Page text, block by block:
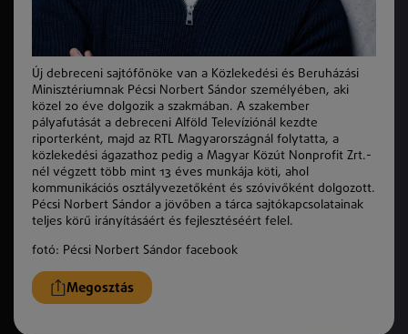
Új debreceni sajtófőnöke van a Közlekedési és Beruházási
Minisztériumnak Pécsi Norbert Sándor személyében, aki
közel 20 éve dolgozik a szakmában. A szakember
pályafutását a debreceni Alföld Televíziónál kezdte
riporterként, majd az RTL Magyarországnál folytatta, a
közlekedési ágazathoz pedig a Magyar Közút Nonprofit Zrt.-
nél végzett több mint 13 éves munkája köti, ahol
kommunikációs osztályvezetőként és szóvivőként dolgozott.
Pécsi Norbert Sándor a jövőben a tárca sajtókapcsolatainak
teljes körű irányításáért és fejlesztéséért felel.
fotó: Pécsi Norbert Sándor facebook
Megosztás